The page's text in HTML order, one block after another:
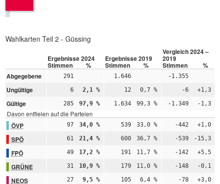
Wahlkarten Teil 2 - Güssing
Ergebnisse 2024 Ergebnisse 2019
Vergleich 2024 –
2019
Stimmen % Stimmen % Stimmen
%
Abgegebene
291 1.646 -1.355
Ungültige 6 2,1 % 12 0,7 % -6 +1,3 %
Gültige 285 97,9 % 1.634 99,3 % -1.349 -1,3 %
Davon entfielen auf die Parteien
ÖVP 97 34,0 % 539 33,0 % -442 +1,0 %
SPÖ 61 21,4 % 600 36,7 % -539 -15,3 %
FPÖ 49 17,2 % 191 11,7 % -142 +5,5 %
GRÜNE 31 10,9 % 179 11,0 % -148 -0,1 %
NEOS 27 9,5 % 105 6,4 % -78 +3,0 %